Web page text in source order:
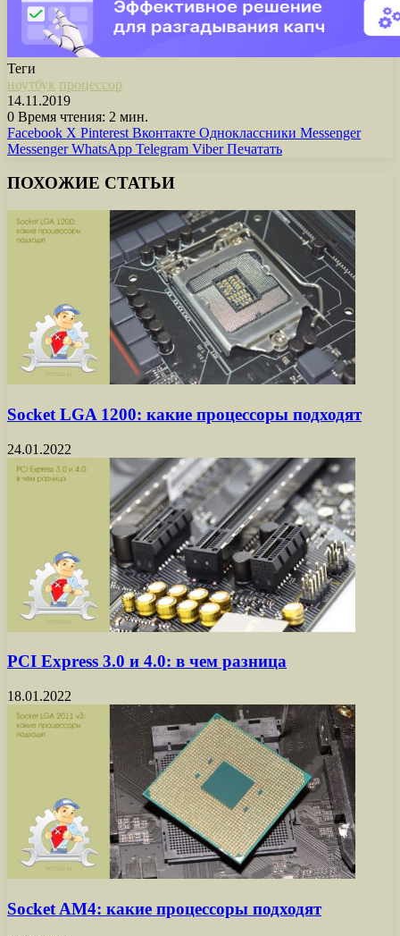
Теги
ноутбук процессор
14.11.2019
0 Время чтения: 2 мин.
Facebook X Pinterest Вконтакте Одноклассники Messenger
Messenger WhatsApp Telegram Viber Печатать
ПОХОЖИЕ СТАТЬИ
Socket LGA 1200: какие процессоры подходят
24.01.2022
PCI Express 3.0 и 4.0: в чем разница
18.01.2022
Socket AM4: какие процессоры подходят